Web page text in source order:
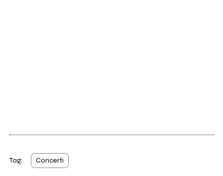
Tag: Concerti